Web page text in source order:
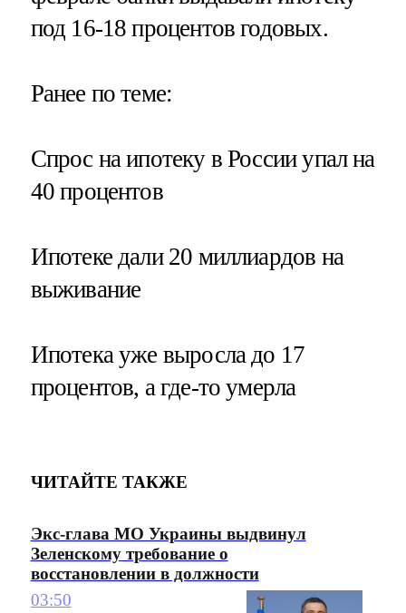
под 16-18 процентов годовых.
Ранее по теме:
Спрос на ипотеку в России упал на
40 процентов
Ипотеке дали 20 миллиардов на
выживание
Ипотека уже выросла до 17
процентов, а где-то умерла
ЧИТАЙТЕ ТАКЖЕ
Экс-глава МО Украины выдвинул
Зеленскому требование о
восстановлении в должности
03:50